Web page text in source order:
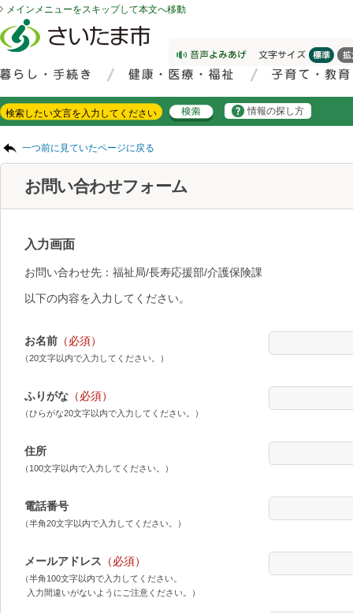
メインメニューをスキップして本文へ移動
情報の探し方
一つ前に見ていたページに戻る
お問い合わせフォーム
入力画面
お問い合わせ先：福祉局/長寿応援部/介護保険課
以下の内容を入力してください。
お名前 （必須）
（20文字以内で入力してください。）
ふりがな （必須）
（ひらがな20文字以内で入力してください。）
住所
（100文字以内で入力してください。）
電話番号
（半角20文字以内で入力してください。）
メールアドレス （必須）
（半角100文字以内で入力してください。
入力間違いがないようにご注意ください。）